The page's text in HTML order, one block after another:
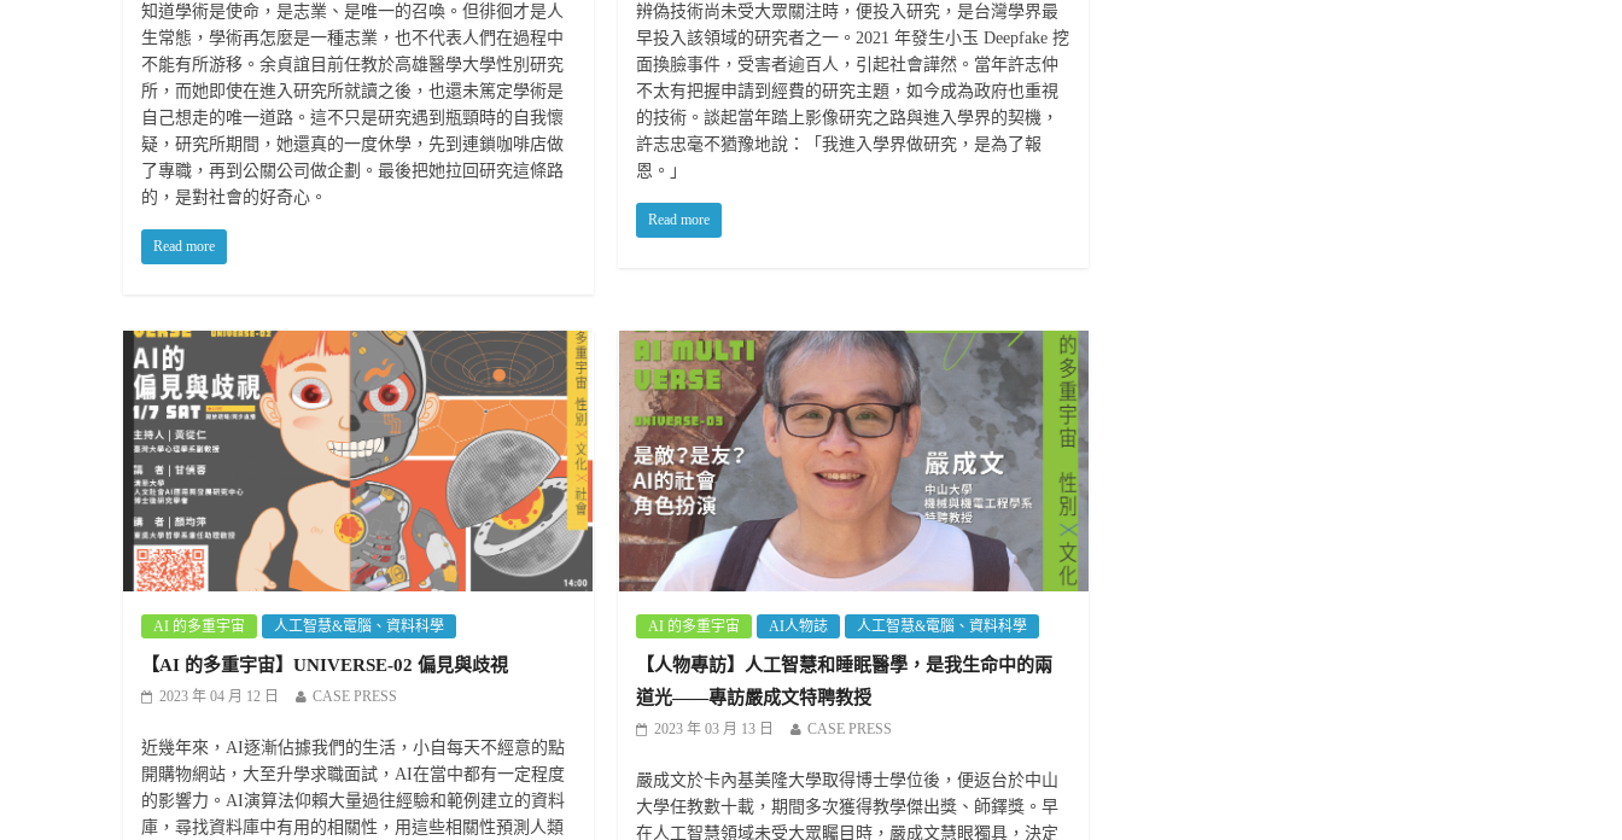
知道學術是使命，是志業、是唯一的召喚。但徘徊才是人
生常態，學術再怎麼是一種志業，也不代表人們在過程中
不能有所游移。余貞誼目前任教於高雄醫學大學性別研究
所，而她即使在進入研究所就讀之後，也還未篤定學術是
自己想走的唯一道路。這不只是研究遇到瓶頸時的自我懷
疑，研究所期間，她還真的一度休學，先到連鎖咖啡店做
了專職，再到公關公司做企劃。最後把她拉回研究這條路
的，是對社會的好奇心。
Read more
辨偽技術尚未受大眾關注時，便投入研究，是台灣學界最
早投入該領域的研究者之一。2021 年發生小玉 Deepfake 挖
面換臉事件，受害者逾百人，引起社會譁然。當年許志仲
不太有把握申請到經費的研究主題，如今成為政府也重視
的技術。談起當年踏上影像研究之路與進入學界的契機，
許志忠毫不猶豫地說：「我進入學界做研究，是為了報
恩。」
Read more
AI 的多重宇宙 人工智慧&電腦、資料科學
【AI 的多重宇宙】UNIVERSE-02 偏見與歧視
2023 年 04 月 12 日 CASE PRESS
近幾年來，AI逐漸佔據我們的生活，小自每天不經意的點
開購物網站，大至升學求職面試，AI在當中都有一定程度
的影響力。AI演算法仰賴大量過往經驗和範例建立的資料
庫，尋找資料庫中有用的相關性，用這些相關性預測人類
AI 的多重宇宙 AI人物誌 人工智慧&電腦、資料科學
【人物專訪】人工智慧和睡眠醫學，是我生命中的兩
道光——專訪嚴成文特聘教授
2023 年 03 月 13 日 CASE PRESS
嚴成文於卡內基美隆大學取得博士學位後，便返台於中山
大學任教數十載，期間多次獲得教學傑出獎、師鐸獎。早
在人工智慧領域未受大眾矚目時，嚴成文慧眼獨具，決定